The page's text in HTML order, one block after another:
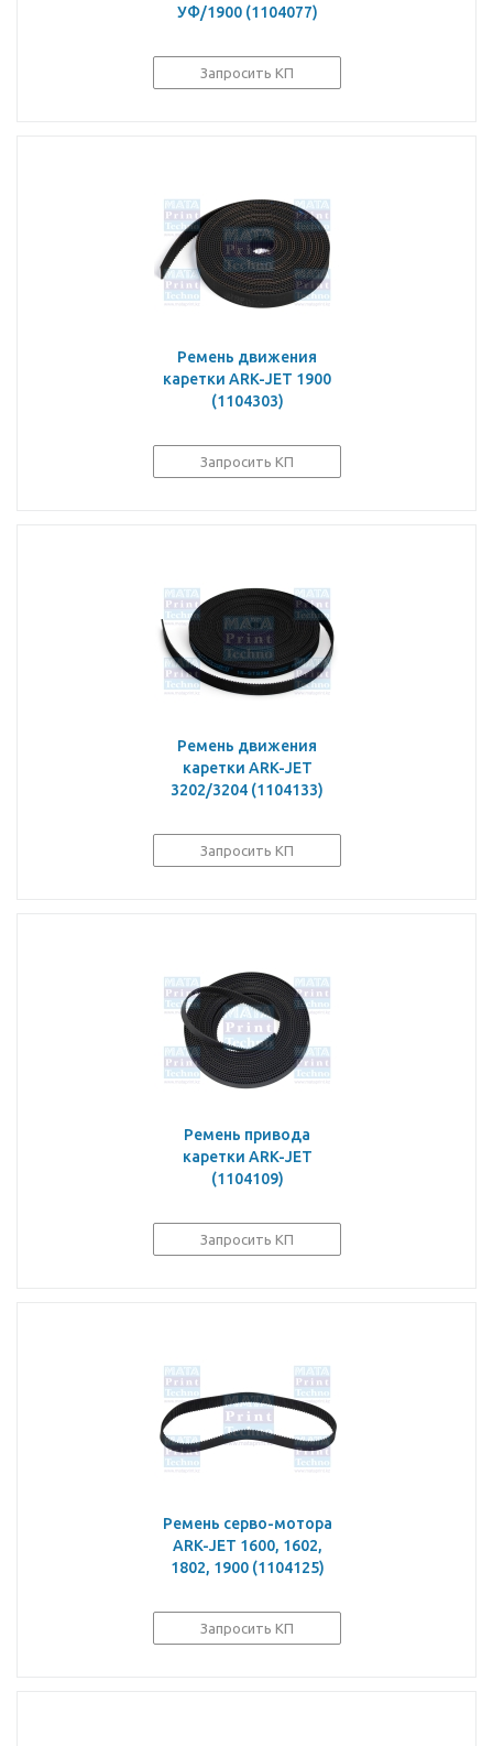
УФ/1900 (1104077)
Запросить КП
Ремень движения
каретки ARK-JET 1900
(1104303)
Запросить КП
Ремень движения
каретки ARK-JET
3202/3204 (1104133)
Запросить КП
Ремень привода
каретки ARK-JET
(1104109)
Запросить КП
Ремень серво-мотора
ARK-JET 1600, 1602,
1802, 1900 (1104125)
Запросить КП